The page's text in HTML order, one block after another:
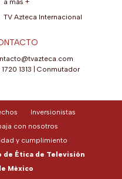
a más +
TV Azteca Internacional
1313 | Conmutador
Inversionistas
con nosotros
y cumplimiento
de Ética de Televisión
México